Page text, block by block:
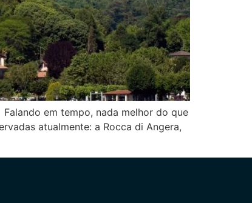
em tempo, nada melhor do que
atualmente: a Rocca di Angera,